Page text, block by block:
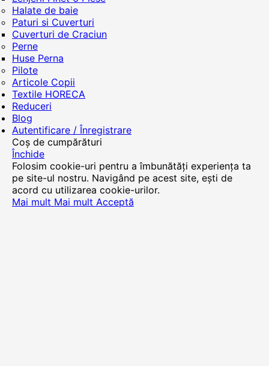
Halate de baie
Paturi si Cuverturi
Cuverturi de Craciun
Perne
Huse Perna
Pilote
Articole Copii
Textile HORECA
Reduceri
Blog
Autentificare / Înregistrare
Coș de cumpărături
Închide
Folosim cookie-uri pentru a îmbunătăți experiența ta
pe site-ul nostru. Navigând pe acest site, ești de
acord cu utilizarea cookie-urilor.
Mai mult Mai mult Acceptă